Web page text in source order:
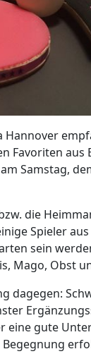
Hannover
Favoriten aus
Samstag,
die
Spieler
sein
Mago, Obst
dagegen:
eine gute